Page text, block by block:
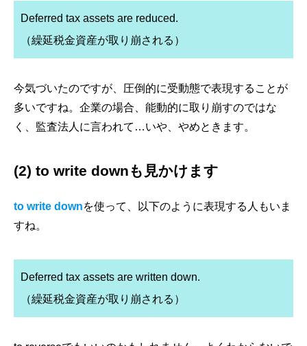
Deferred tax assets are reduced.
（繰延税金資産が取り崩される）
今気づいたのですが、圧倒的に受動態で表現することが
多いですね。企業の場合、能動的に取り崩すのではな
く、監査法人に言われて…いや、やめときます。
(2) to write downも見かけます
to write downを使って、以下のように表現する人もいま
すね。
Deferred tax assets are written down.
（繰延税金資産が取り崩される）